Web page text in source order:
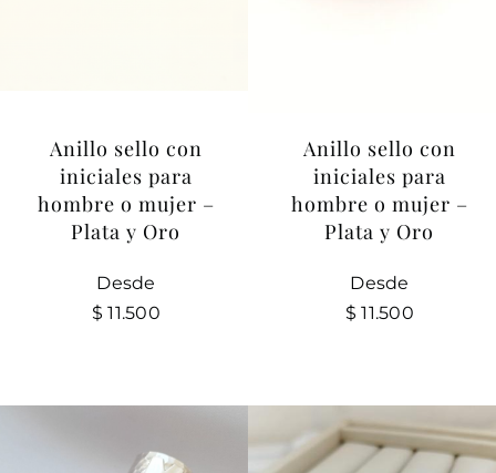
Anillo sello con
iniciales para
hombre o mujer –
Plata y Oro
Desde
$ 11.500
Anillo sello con
iniciales para
hombre o mujer –
Plata y Oro
Desde
$ 11.500